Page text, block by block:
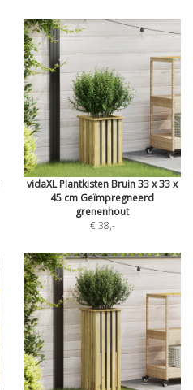
vidaXL Plantkisten Bruin 33 x 33 x
45 cm Geïmpregneerd
grenenhout
€ 38,-